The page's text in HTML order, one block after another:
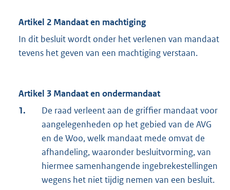
Artikel 2 Mandaat en machtiging
In dit besluit wordt onder het verlenen van mandaat
tevens het geven van een machtiging verstaan.
Artikel 3 Mandaat en ondermandaat
1.
De raad verleent aan de griffier mandaat voor
aangelegenheden op het gebied van de AVG
en de Woo, welk mandaat mede omvat de
afhandeling, waaronder besluitvorming, van
hiermee samenhangende ingebrekestellingen
wegens het niet tijdig nemen van een besluit.